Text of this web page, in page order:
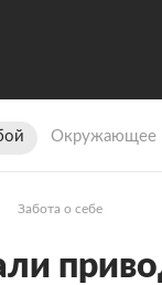
Окружающее
Забота о себе